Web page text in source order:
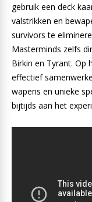
gebruik een deck
valstrikken en
survivors te
Masterminds zelfs
Birkin en Tyrant. Op
effectief
wapens en unieke
bijtijds aan het